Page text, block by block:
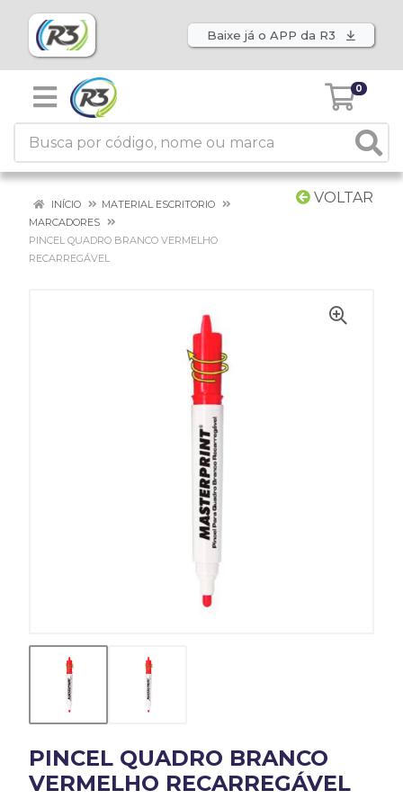
Baixe já o APP da R3
0
VOLTAR
INÍCIO
MATERIAL ESCRITORIO
MARCADORES
PINCEL QUADRO BRANCO VERMELHO
RECARREGÁVEL
PINCEL QUADRO BRANCO
VERMELHO RECARREGÁVEL